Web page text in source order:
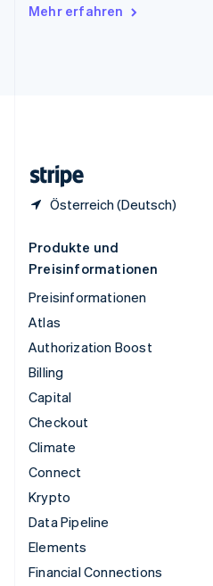
Mehr erfahren
Österreich (Deutsch)
English
Produkte und
Preisinformationen
Preisinformationen
Atlas
Authorization Boost
Billing
Capital
Checkout
Climate
Connect
Krypto
Data Pipeline
Elements
Financial Connections